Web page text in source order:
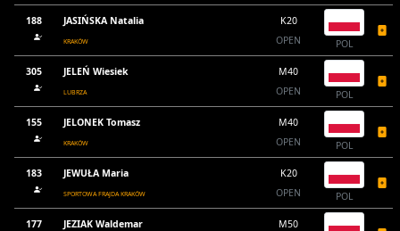
188 JASIŃSKA Natalia
KRAKÓW
K20
OPEN
POL
305 JELEŃ Wiesiek
LUBRZA
M40
OPEN
POL
155 JELONEK Tomasz
KRAKÓW
M40
OPEN
POL
183 JEWUŁA Maria
SPORTOWA FRAJDA KRAKÓW
K20
OPEN
POL
177 JEZIAK Waldemar
M50